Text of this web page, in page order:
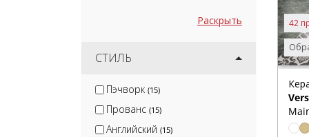
Раскрыть
СТИЛЬ
Пэчворк (15)
Прованс (15)
Английский (15)
42